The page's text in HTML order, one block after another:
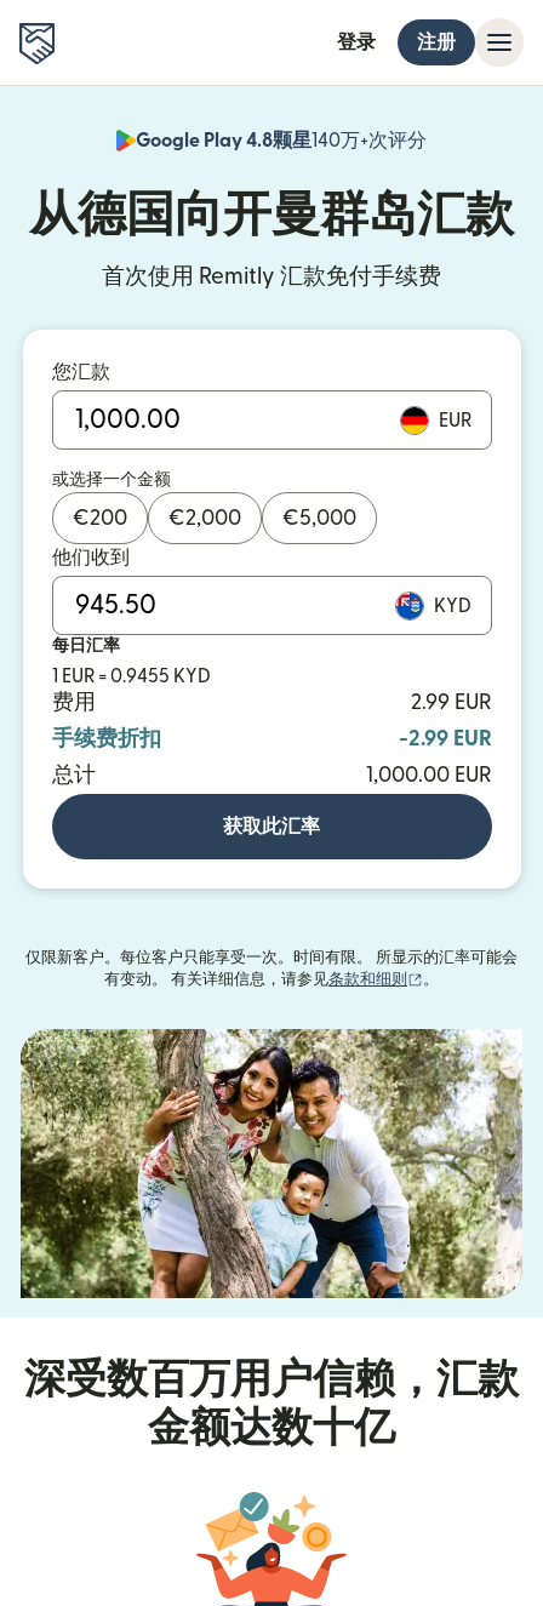
登录 注册
Google Play 4.8颗星140万+次评分
从德国向开曼群岛汇款
首次使用 Remitly 汇款免付手续费
您汇款
EUR
或选择一个金额
€200 €2,000 €5,000
他们收到
KYD
每日汇率
1 EUR = 0.9455 KYD
费用
2.99 EUR
手续费折扣
-2.99 EUR
总计
1,000.00 EUR
获取此汇率
仅限新客户。每位客户只能享受一次。时间有限。 所显示的汇率可能会
有变动。 有关详细信息，请参见条款和细则 。
深受数百万用户信赖，汇款
金额达数十亿